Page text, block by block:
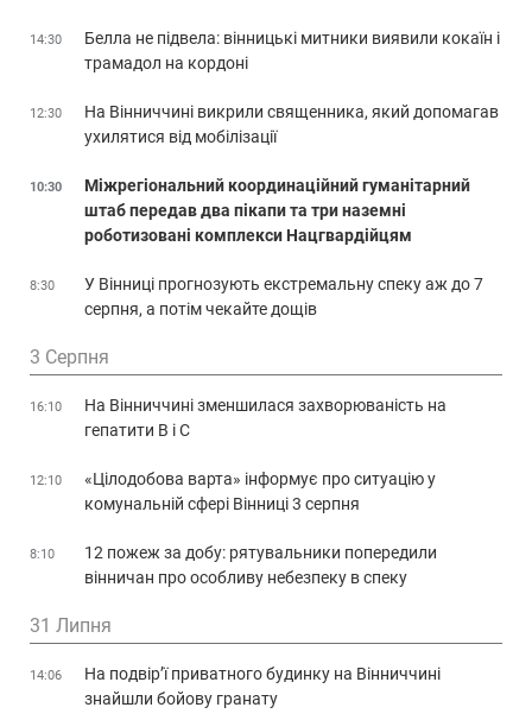
14:30
Белла не підвела: вінницькі митники виявили кокаїн і
трамадол на кордоні
12:30
На Вінниччині викрили священника, який допомагав
ухилятися від мобілізації
10:30
Міжрегіональний координаційний гуманітарний
штаб передав два пікапи та три наземні
роботизовані комплекси Нацгвардійцям
8:30
У Вінниці прогнозують екстремальну спеку аж до 7
серпня, а потім чекайте дощів
3 Серпня
16:10
На Вінниччині зменшилася захворюваність на
гепатити В і С
12:10
«Цілодобова варта» інформує про ситуацію у
комунальній сфері Вінниці 3 серпня
8:10
12 пожеж за добу: рятувальники попередили
вінничан про особливу небезпеку в спеку
31 Липня
14:06
На подвір’ї приватного будинку на Вінниччині
знайшли бойову гранату